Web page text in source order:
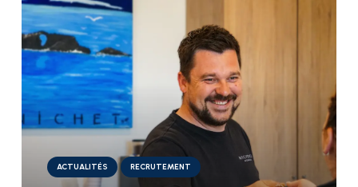
ACTUALITÉS RECRUTEMENT